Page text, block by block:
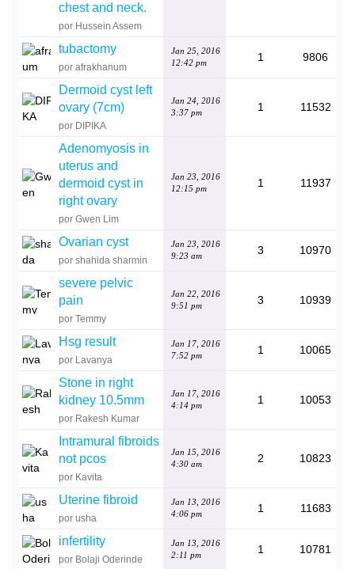
chest and neck.
por Hussein Assem
tubactomy
por afrakhanum
Jan 25, 2016
12:42 pm
1 9806
Dermoid cyst left
ovary (7cm)
por DIPIKA
Jan 24, 2016
3:37 pm
1 11532
Adenomyosis in
uterus and
dermoid cyst in
right ovary
por Gwen Lim
Jan 23, 2016
12:15 pm
1 11937
Ovarian cyst
por shahida sharmin
Jan 23, 2016
9:23 am
3 10970
severe pelvic
pain
por Temmy
Jan 22, 2016
9:51 pm
3 10939
Hsg result
por Lavanya
Jan 17, 2016
7:52 pm
1 10065
Stone in right
kidney 10.5mm
por Rakesh Kumar
Jan 17, 2016
4:14 pm
1 10053
Intramural fibroids
not pcos
por Kavita
Jan 15, 2016
4:30 am
2 10823
Uterine fibroid
por usha
Jan 13, 2016
4:06 pm
1 11683
infertility
por Bolaji Oderinde
Jan 13, 2016
2:11 pm
1 10781